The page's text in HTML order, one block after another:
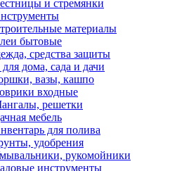
и стремянки
материалы
бытовые
средства защиты
дома, сада и дачи
вазы, кашпо
входные
решетки
мебель
для полива
удобрения
рукомойники
инструменты